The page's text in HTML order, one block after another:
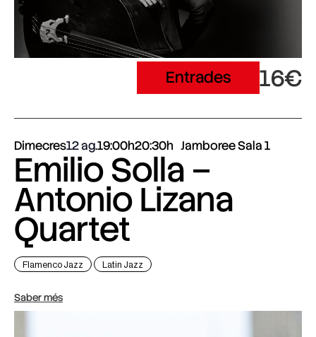
Entrades 16€
Dimecres12 ag.19:00h20:30h Jamboree Sala 1
Emilio Solla –
Antonio Lizana
Quartet
Flamenco Jazz Latin Jazz
Saber més